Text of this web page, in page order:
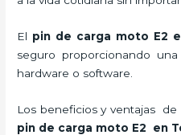
El pin de carga moto E2
seguro proporcionando
hardware o software.
Los beneficios y ventajas
pin de carga moto E2
en